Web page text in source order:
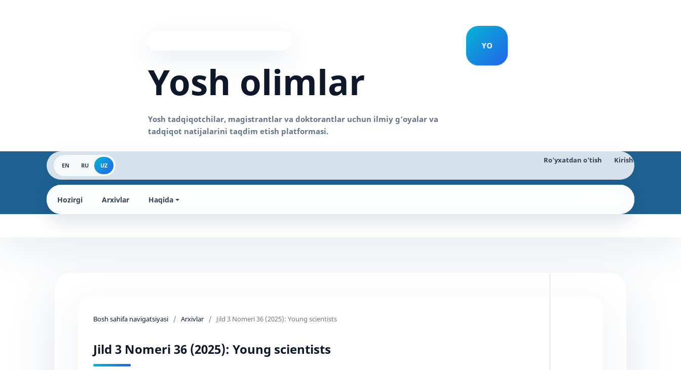
Yosh olimlar
EN RU UZ
Ro'yxatdan o'tish Kirish
Hozirgi Arxivlar Haqida
Bosh sahifa navigatsiyasi / Arxivlar / Jild 3 Nomeri 36 (2025): Young scientists
Jild 3 Nomeri 36 (2025): Young scientists